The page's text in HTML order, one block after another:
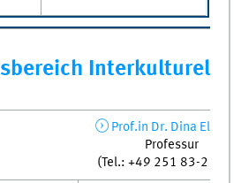
Interkulturelle
Prof.in Dr. Dina El
Professur
(Tel.: +49 251 83-2